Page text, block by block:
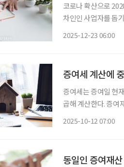
코로나 확산으로
차인인 사업자를 돕
2025-12-23 06:00
증여세 계산에
증여세는 증여일 현
곱해 계산한다. 증여
2025-10-12 07:00
동일인 증여재